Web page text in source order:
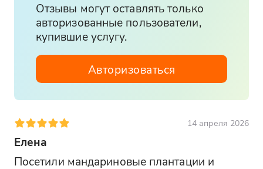
Отзывы могут оставлять только
авторизованные пользователи,
купившие услугу.
Авторизоваться
14 апреля 2026
Елена
Посетили мандариновые плантации и